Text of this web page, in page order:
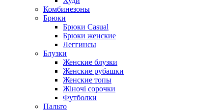
Комбинезоны
Брюки
Брюки Casual
Брюки женские
Леггинсы
Блузки
Женские блузки
Женские рубашки
Женские топы
Жіночі сорочки
Футболки
Пальто